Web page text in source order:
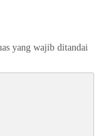
yang wajib ditandai